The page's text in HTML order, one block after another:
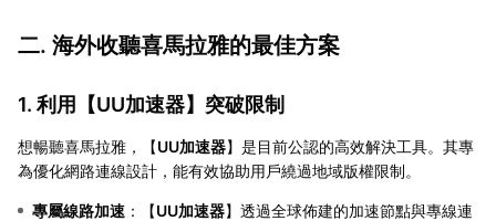
二. 海外收聽喜馬拉雅的最佳方案
1. 利用【UU加速器】突破限制
想暢聽喜馬拉雅，【UU加速器】是目前公認的高效解決工具。其專
為優化網路連線設計，能有效協助用戶繞過地域版權限制。
專屬線路加速 ：【UU加速器】透過全球佈建的加速節點與專線連